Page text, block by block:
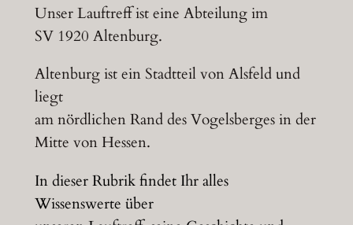
Unser Lauftreff ist eine Abteilung im
SV 1920 Altenburg.
Altenburg ist ein Stadtteil von Alsfeld und
liegt
am nördlichen Rand des Vogelsberges in der
Mitte von Hessen.
In dieser Rubrik findet Ihr alles
Wissenswerte über